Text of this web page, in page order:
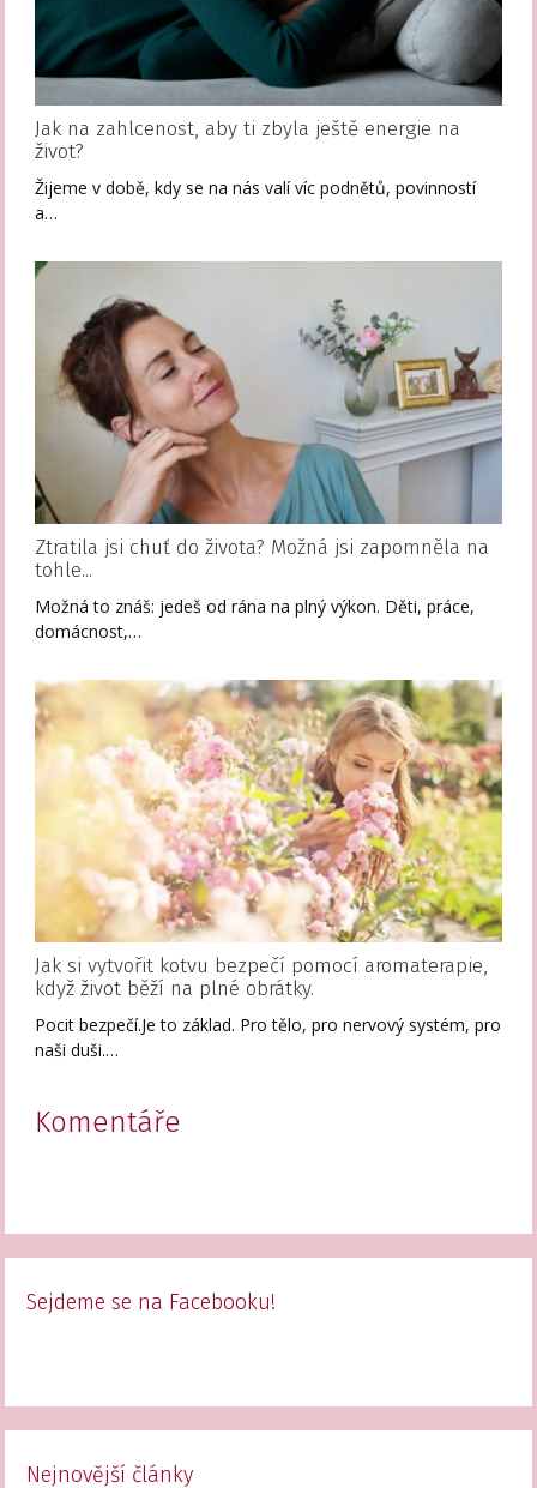
Jak na zahlcenost, aby ti zbyla ještě energie na
život?
Žijeme v době, kdy se na nás valí víc podnětů, povinností
a…
Ztratila jsi chuť do života? Možná jsi zapomněla na
tohle...
Možná to znáš: jedeš od rána na plný výkon. Děti, práce,
domácnost,…
Jak si vytvořit kotvu bezpečí pomocí aromaterapie,
když život běží na plné obrátky.
Pocit bezpečí.Je to základ. Pro tělo, pro nervový systém, pro
naši duši.…
Komentáře
Sejdeme se na Facebooku!
Nejnovější články